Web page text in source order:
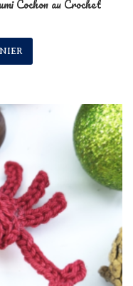
Cochon au Crochet